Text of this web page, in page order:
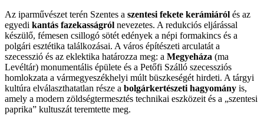
Az iparművészet terén Szentes a szentesi fekete kerámiáról és az
egyedi kantás fazekasságról nevezetes. A redukciós eljárással
készülő, fémesen csillogó sötét edények a népi formakincs és a
polgári esztétika találkozásai. A város építészeti arculatát a
szecesszió és az eklektika határozza meg: a Megyeháza (ma
Levéltár) monumentális épülete és a Petőfi Szálló szecessziós
homlokzata a vármegyeszékhelyi múlt büszkeségét hirdeti. A tárgyi
kultúra elválaszthatatlan része a bolgárkertészeti hagyomány is,
amely a modern zöldségtermesztés technikai eszközeit és a „szentesi
paprika” kultuszát teremtette meg.